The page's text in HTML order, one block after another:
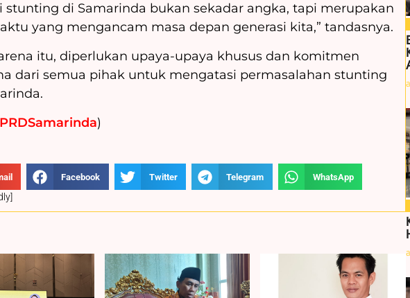
stunting di Samarinda bukan sekadar angka, tapi merupakan
yang mengancam masa depan generasi kita,” tandasnya.
itu, diperlukan upaya-upaya khusus dan komitmen
dari semua pihak untuk mengatasi permasalahan stunting
)
Facebook Twitter Telegram WhatsApp